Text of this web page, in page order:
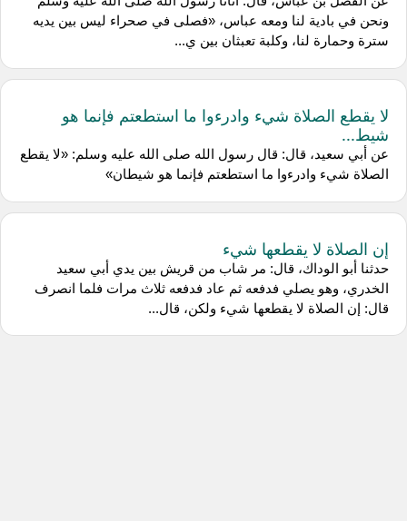
ونحن في بادية لنا ومعه عباس، «فصلى في صحراء ليس بين يديه
سترة وحمارة لنا، وكلبة تعبثان بين ي...
لا يقطع الصلاة شيء وادرءوا ما استطعتم فإنما هو
شيط...
عن أبي سعيد، قال: قال رسول الله صلى الله عليه وسلم: «لا يقطع
الصلاة شيء وادرءوا ما استطعتم فإنما هو شيطان»
إن الصلاة لا يقطعها شيء
حدثنا أبو الوداك، قال: مر شاب من قريش بين يدي أبي سعيد
الخدري، وهو يصلي فدفعه ثم عاد فدفعه ثلاث مرات فلما انصرف
قال: إن الصلاة لا يقطعها شيء ولكن، قال...